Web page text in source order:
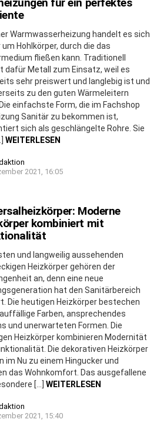
Warmwasserheizung handelt es sich
Hohlkörper, durch die das
fließen kann. Traditionell
dafür Metall zum Einsatz, weil es
sehr preiswert und langlebig ist und
zu den guten Wärmeleitern
einfachste Form, die im Fachshop
Sanitär zu bekommen ist,
sich als geschlängelte Rohre. Sie
WEITERLESEN
2021, 16:05
Moderne
kombiniert mit
und langweilig aussehenden
Heizkörper gehören der
an, denn eine neue
hat den Sanitärbereich
Die heutigen Heizkörper bestechen
Farben, ansprechendes
und unerwarteten Formen. Die
Heizkörper kombinieren Modernität
Die dekorativen Heizkörper
im Nu zu einem Hingucker und
das Wohnkomfort. Das ausgefallene
[…] WEITERLESEN
2021, 15:40